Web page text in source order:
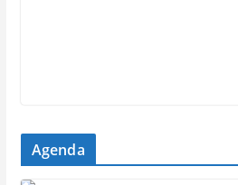
Agenda